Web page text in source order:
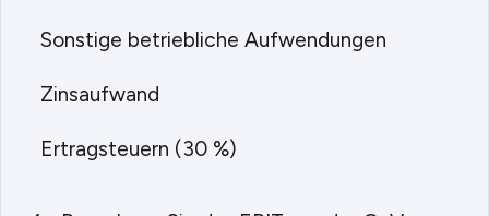
Sonstige betriebliche Aufwendungen
Zinsaufwand
Ertragsteuern (30 %)